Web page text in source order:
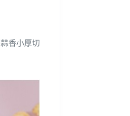
蒜香小厚切